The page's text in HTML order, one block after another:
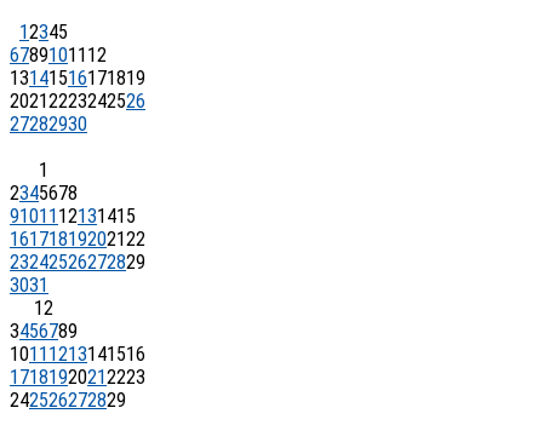
12345
67891011 12
13141516171819
20212223242526
27282930
1
2345678
91011 12131415
16171819202122
23242526272829
3031
12
3456789
1011 1213141516
17181920212223
242526272829